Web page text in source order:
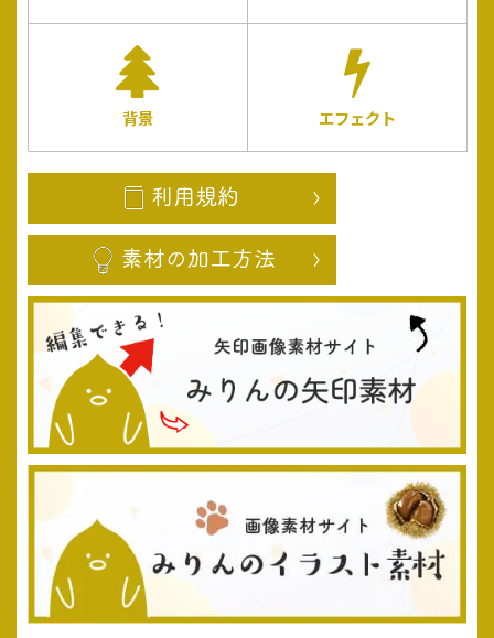
背景 エフェクト